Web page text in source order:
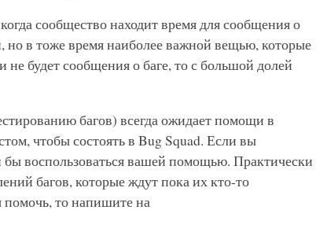
сообщество находит время для сообщения о
но в тоже время наиболее важной вещью, которые
не будет сообщения о баге, то с большой долей
багов) всегда ожидает помощи в
чтобы состоять в Bug Squad. Если вы
воспользоваться вашей помощью. Практически
багов, которые ждут пока их кто-то
то напишите на